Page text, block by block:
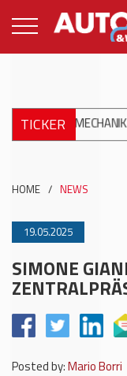
TICKER
HOME / NEWS
19.05.2025
SIMONE
Posted by:Mario Borri